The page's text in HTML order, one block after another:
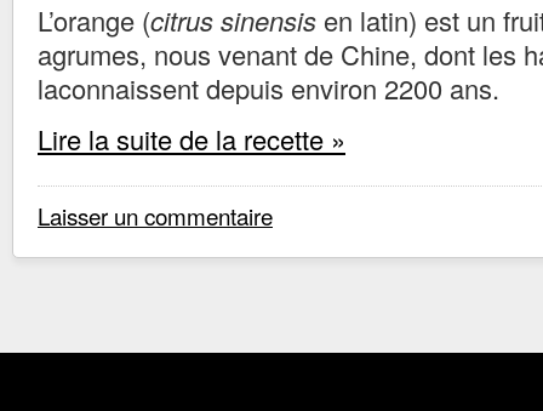
L’orange (citrus sinensis en latin) est un
agrumes, nous venant de Chine, dont les
laconnaissent depuis environ 2200 ans.
Lire la suite de la recette »
Laisser un commentaire